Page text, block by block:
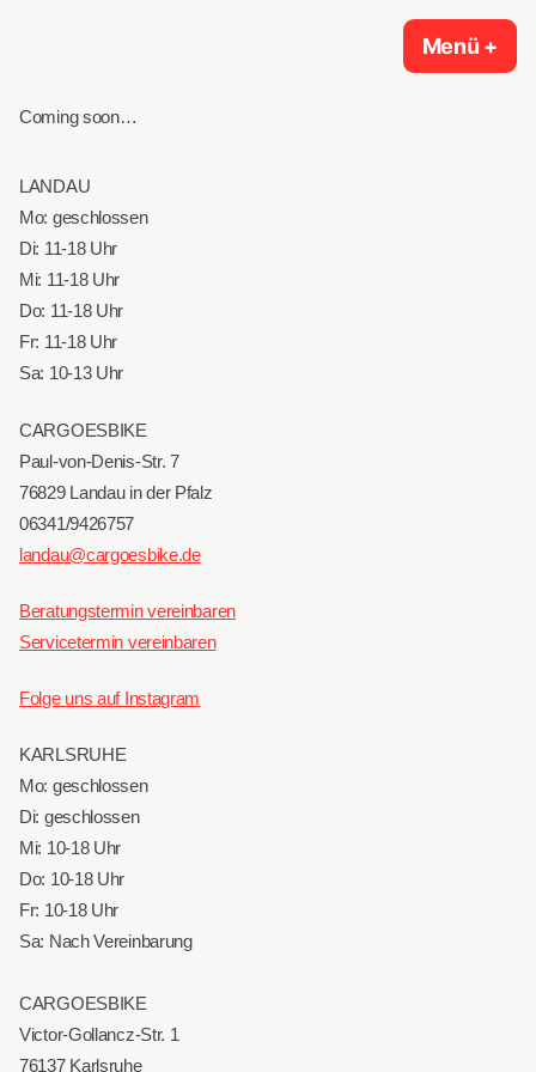
CARGOESBIKE Landau und Karlsruhe – Zentrum
für Lastenräder, Lastenfahrräder, Cargobikes und
Benno Bikes, Bike43, Omnium Cargo, QiO Bikes, Tern Bicycles, Tex-Lock,
Menü +
Coming soon…
LANDAU
Mo: geschlossen
Di: 11-18 Uhr
Mi: 11-18 Uhr
Do: 11-18 Uhr
Fr: 11-18 Uhr
Sa: 10-13 Uhr
CARGOESBIKE
Paul-von-Denis-Str. 7
76829 Landau in der Pfalz
06341/9426757
landau@cargoesbike.de
Beratungstermin vereinbaren
Servicetermin vereinbaren
Folge uns auf Instagram
KARLSRUHE
Mo: geschlossen
Di: geschlossen
Mi: 10-18 Uhr
Do: 10-18 Uhr
Fr: 10-18 Uhr
Sa: Nach Vereinbarung
CARGOESBIKE
Victor-Gollancz-Str. 1
76137 Karlsruhe